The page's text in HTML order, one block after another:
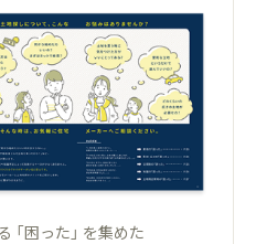
「困った」 を集めた